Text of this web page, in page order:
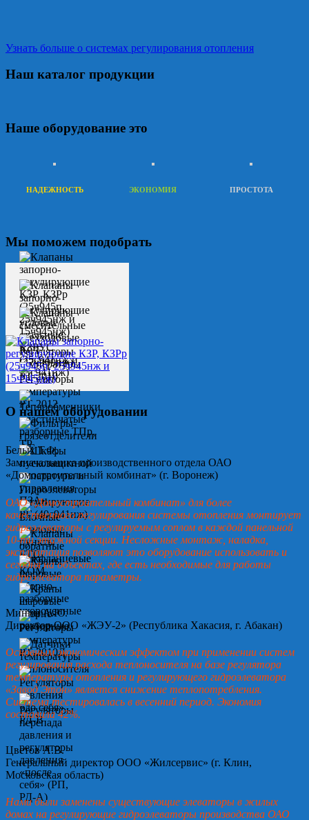
Узнать больше о системах регулирования отопления
Наш каталог продукции
Наше оборудование это
НАДЕЖНОСТЬ ЭКОНОМИЯ ПРОСТОТА
Мы поможем подобрать
О нашем оборудовании
Белых Т.Ф.
Замначальника производственного отдела ОАО
«Домостроительный комбинат» (г. Воронеж)
ОАО «Домостроительный комбинат» для более
качественного регулирования системы отопления монтирует
гидроэлеваторы с регулируемым соплом в каждой панельной
10-ти этажной секции. Несложные монтаж, наладка,
эксплуатация позволяют это оборудование использовать и
сегодня на объектах, где есть необходимые для работы
гидроэлеватора параметры.
Минин А.Ю.
Директор ООО «ЖЭУ-2» (Республика Хакасия, г. Абакан)
Основным экономическим эффектом при применении систем
регулирования расхода теплоносителя на базе регулятора
температуры отопления и регулирующего гидроэлеватора
«Завод Этон» является снижение теплопотребления.
Система тестировалась в весенний период. Экономия
составила 42%.
Цветов А.В.
Генеральный директор ООО «Жилсервис» (г. Клин,
Московская область)
Нами были заменены существующие элеваторы в жилых
домах на регулирующие гидроэлеваторы производства ОАО